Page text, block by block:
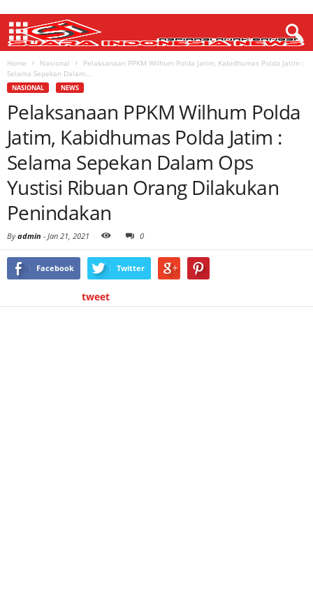
Home Nasional
Pelaksanaan PPKM Wilhum Polda Jatim, Kabidhumas Polda Jatim :
Selama Sepekan Dalam...
NASIONAL NEWS
Pelaksanaan PPKM Wilhum Polda
Jatim, Kabidhumas Polda Jatim :
Selama Sepekan Dalam Ops
Yustisi Ribuan Orang Dilakukan
Penindakan
Byadmin - Jan 21, 2021 0
Facebook Twitter
tweet